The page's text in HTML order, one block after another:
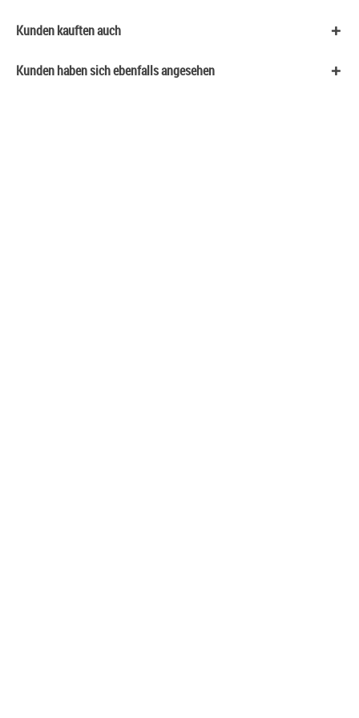
Kunden kauften auch
Kunden haben sich ebenfalls angesehen